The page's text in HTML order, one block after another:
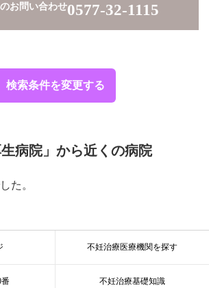
検索条件を変更する
お問い合わせ0577-32-1115
生病院」から近くの病院
た。
不妊治療医療機関を探す
番 不妊治療基礎知識